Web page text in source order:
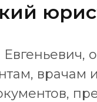
врачам